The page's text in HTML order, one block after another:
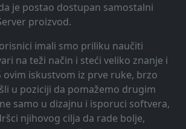
je postao dostupan samostalni
proizvod.
imali smo priliku naučiti
na teži način i steći veliko znanje i
ovim iskustvom iz prve ruke, brzo
u poziciji da pomažemo drugim
samo u dizajnu i isporuci softvera,
njihovog cilja da rade bolje,